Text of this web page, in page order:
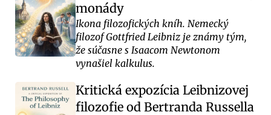
monády
Ikona filozofických kníh. Nemecký
filozof Gottfried Leibniz je známy tým,
že súčasne s Isaacom Newtonom
vynašiel kalkulus.
Kritická expozícia Leibnizovej
filozofie od Bertranda Russella